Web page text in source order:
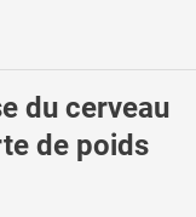
du cerveau
de poids